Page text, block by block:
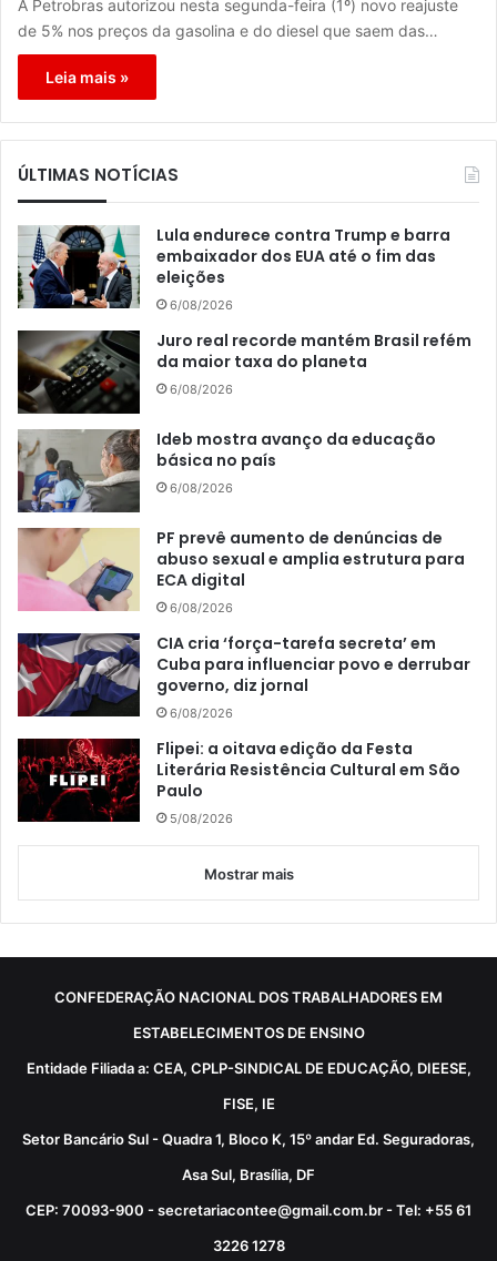
A Petrobras autorizou nesta segunda-feira (1º) novo reajuste
de 5% nos preços da gasolina e do diesel que saem das…
Leia mais »
ÚLTIMAS NOTÍCIAS
Lula endurece contra Trump e barra
embaixador dos EUA até o fim das
eleições
6/08/2026
Juro real recorde mantém Brasil refém
da maior taxa do planeta
6/08/2026
Ideb mostra avanço da educação
básica no país
6/08/2026
PF prevê aumento de denúncias de
abuso sexual e amplia estrutura para
ECA digital
6/08/2026
CIA cria ‘força-tarefa secreta’ em
Cuba para influenciar povo e derrubar
governo, diz jornal
6/08/2026
Flipei: a oitava edição da Festa
Literária Resistência Cultural em São
Paulo
5/08/2026
Mostrar mais
CONFEDERAÇÃO NACIONAL DOS TRABALHADORES EM
ESTABELECIMENTOS DE ENSINO
Entidade Filiada a: CEA, CPLP-SINDICAL DE EDUCAÇÃO, DIEESE,
FISE, IE
Setor Bancário Sul - Quadra 1, Bloco K, 15º andar Ed. Seguradoras,
Asa Sul, Brasília, DF
CEP: 70093-900 - secretariacontee@gmail.com.br - Tel: +55 61
3226 1278